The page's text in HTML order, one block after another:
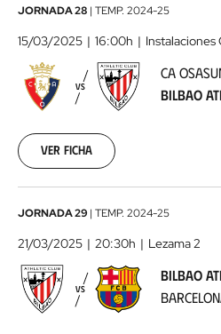
CA
Osasuna
-
Bilbao
03-
15
JORNADA 28 | TEMP. 2024-25
15/03/2025 16:00h Instalaciones
VS
CA
BILBAO
Ver ficha
Bilbao
Athletic
-
Barcelona
Atlètic
2025-
JORNADA 29 | TEMP. 2024-25
21/03/2025 20:30h Lezama 2
VS
BILBAO